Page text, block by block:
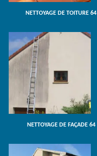
NETTOYAGE DE TOITURE 64
NETTOYAGE DE FAÇADE 64